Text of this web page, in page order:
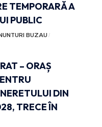
TEMPORARĂ A
PUBLIC
BUZAU
– ORAȘ
DIN
TRECE ÎN